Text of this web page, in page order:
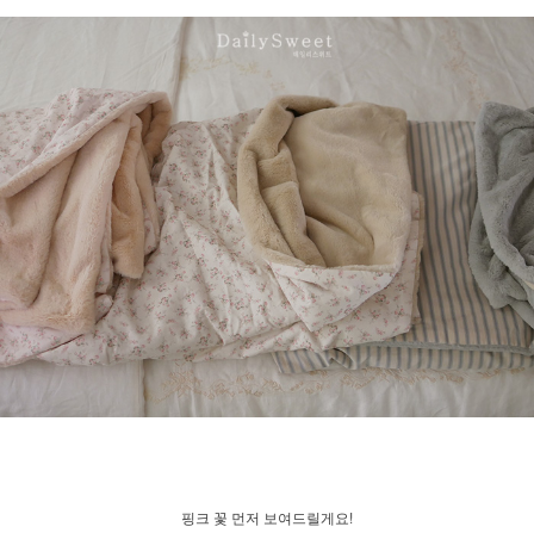
핑크 꽃 먼저 보여드릴게요!